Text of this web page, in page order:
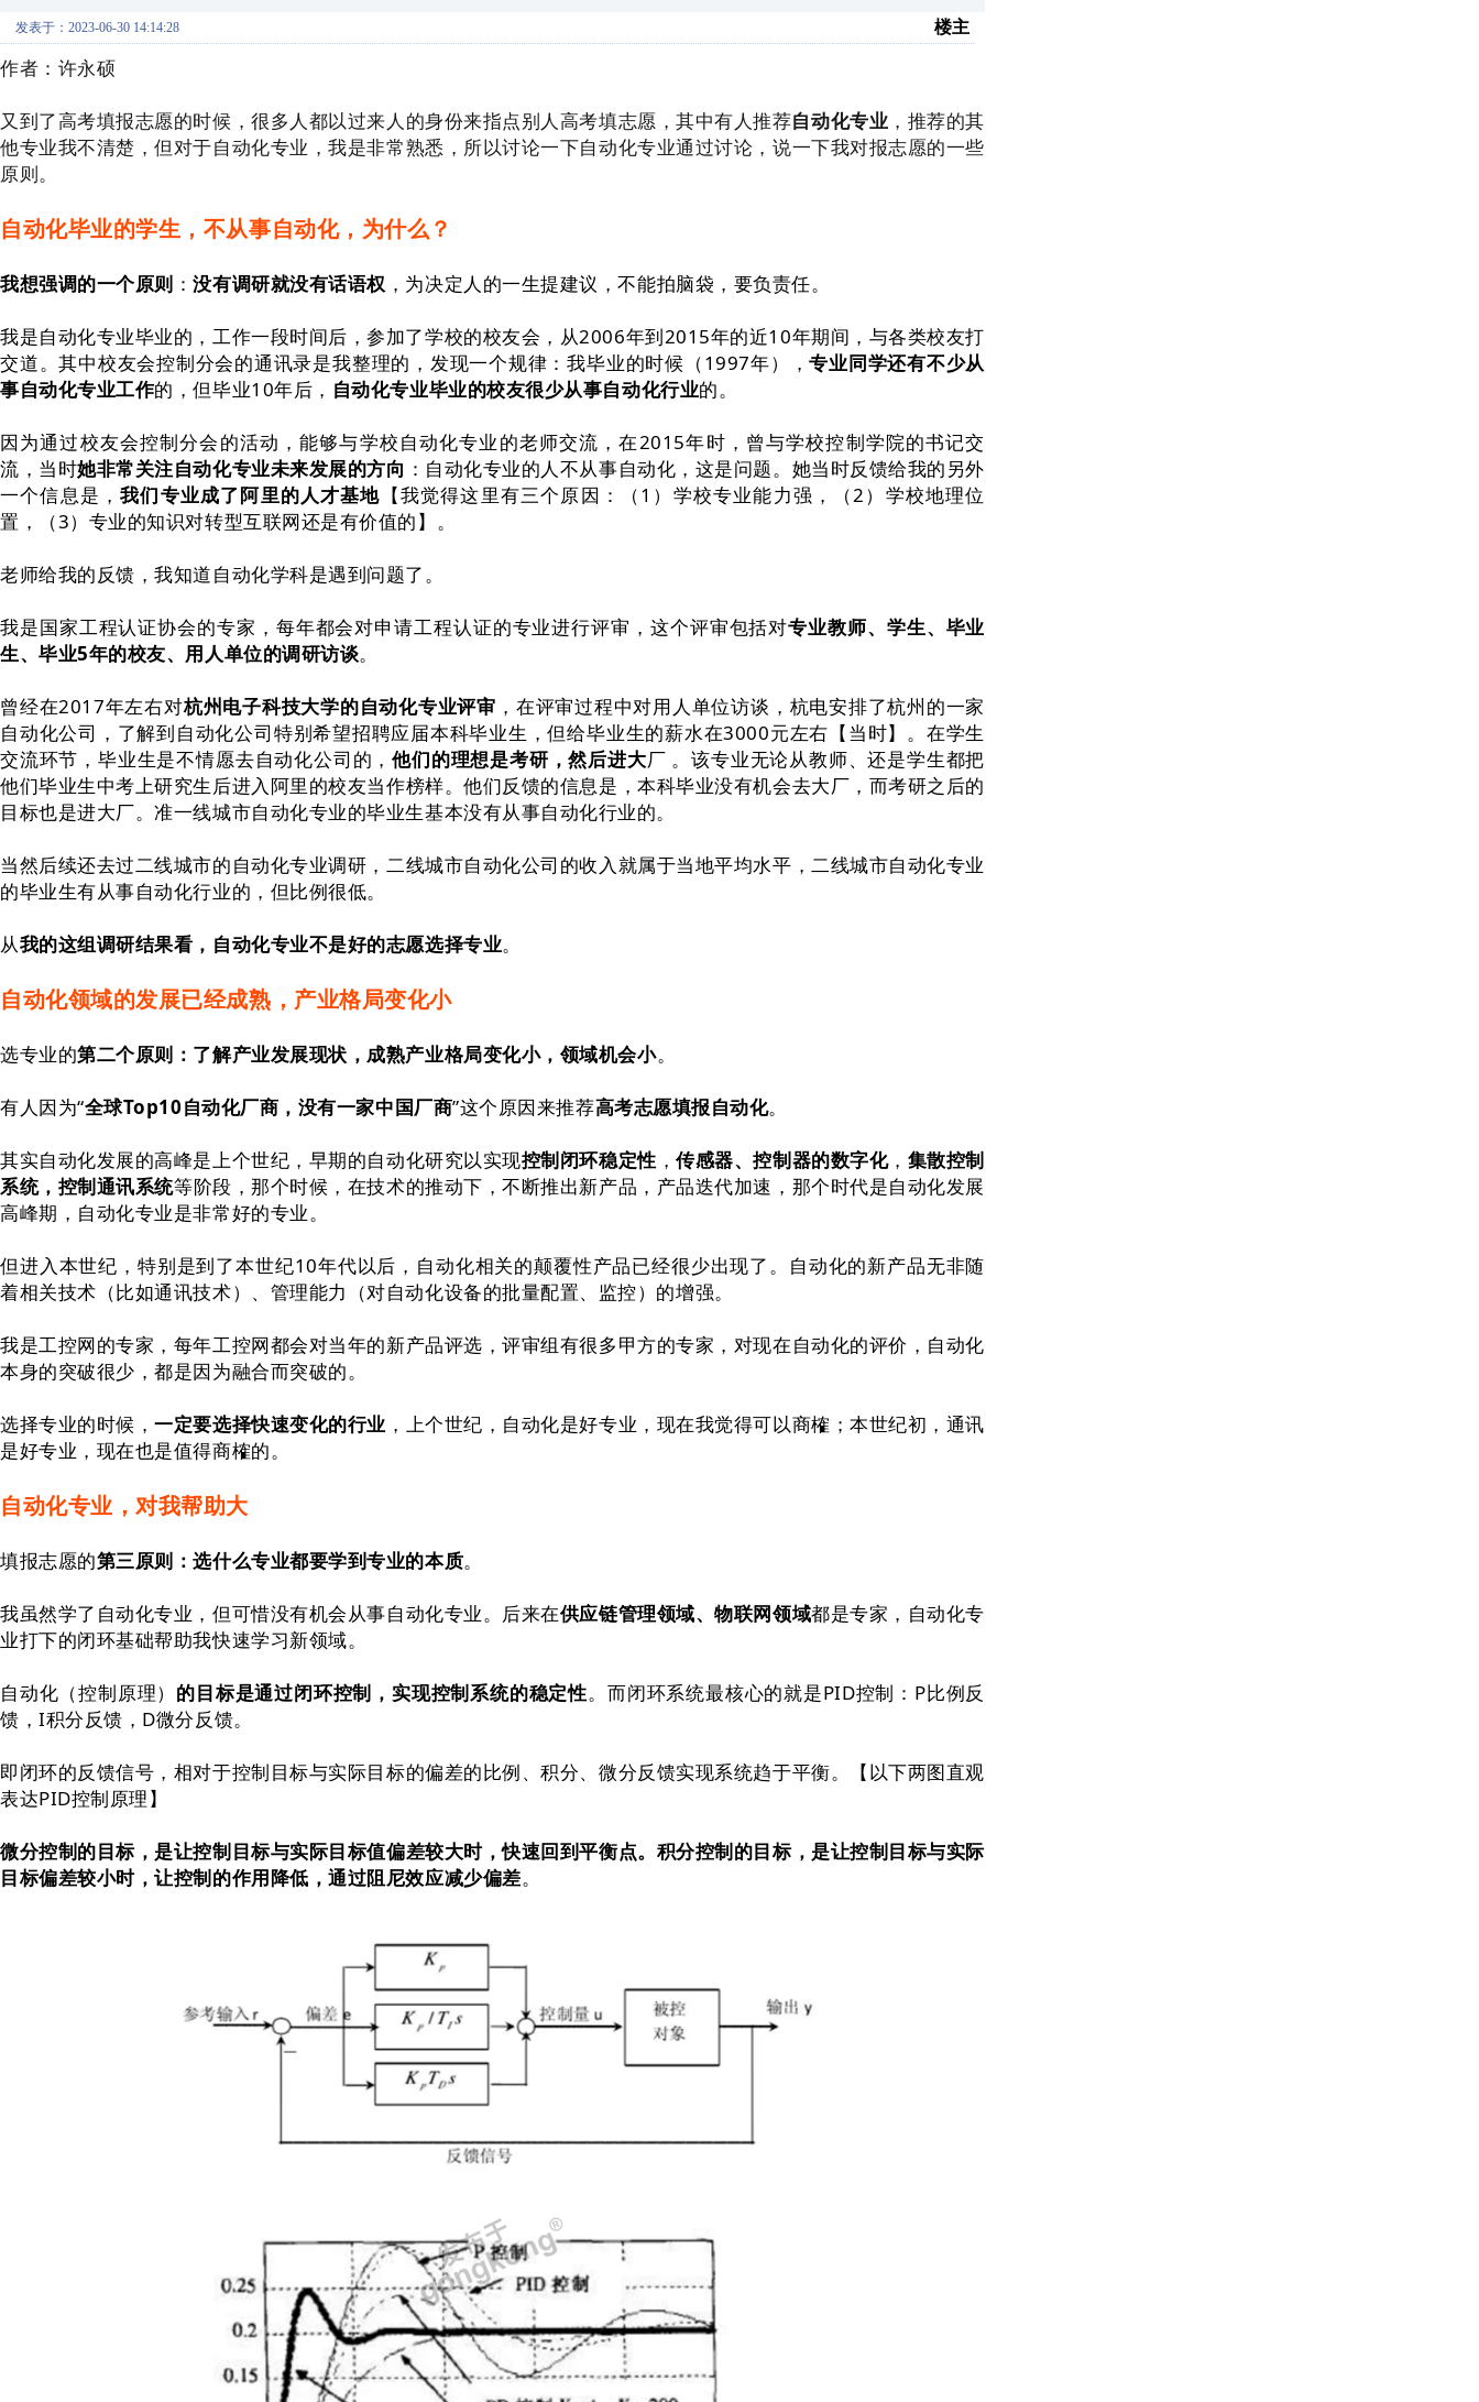
发表于：2023-06-30 14:14:28 楼主
作者：许永硕
又到了高考填报志愿的时候，很多人都以过来人的身份来指点别人高考填志愿，其中有人推荐自动化专业 ，推荐的其
他专业我不清楚，但对于自动化专业，我是非常熟悉，所以讨论一下自动化专业通过讨论，说一下我对报志愿的一些
原则。
自动化毕业的学生，不从事自动化，为什么？
我想强调的一个原则 ：没有调研就没有话语权 ，为决定人的一生提建议，不能拍脑袋，要负责任。
我是自动化专业毕业的，工作一段时间后，参加了学校的校友会，从2006年到2015年的近10年期间，与各类校友打
交道。其中校友会控制分会的通讯录是我整理的，发现一个规律：我毕业的时候（1997年），专业同学还有不少从
事自动化专业工作的，但毕业10年后， 自动化专业毕业的校友很少从事自动化行业的。
因为通过校友会控制分会的活动，能够与学校自动化专业的老师交流，在2015年时，曾与学校控制学院的书记交
流，当时她非常关注自动化专业未来发展的方向 ：自动化专业的人不从事自动化，这是问题。她当时反馈给我的另外
一个信息是，我们专业成了阿里的人才基地 【我觉得这里有三个原因：（1）学校专业能力强，（2）学校地理位
置，（3）专业的知识对转型互联网还是有价值的】。
老师给我的反馈，我知道自动化学科是遇到问题了。
我是国家工程认证协会的专家，每年都会对申请工程认证的专业进行评审，这个评审包括对专业教师、学生、毕业
生、毕业5年的校友、用人单位的调研访谈。
曾经在2017年左右对杭州电子科技大学的自动化专业评审 ，在评审过程中对用人单位访谈，杭电安排了杭州的一家
自动化公司，了解到自动化公司特别希望招聘应届本科毕业生，但给毕业生的薪水在3000元左右【当时】。在学生
交流环节，毕业生是不情愿去自动化公司的，他们的理想是考研，然后进大厂 。该专业无论从教师、还是学生都把
他们毕业生中考上研究生后进入阿里的校友当作榜样。他们反馈的信息是，本科毕业没有机会去大厂，而考研之后的
目标也是进大厂。准一线城市自动化专业的毕业生基本没有从事自动化行业的。
当然后续还去过二线城市的自动化专业调研，二线城市自动化公司的收入就属于当地平均水平，二线城市自动化专业
的毕业生有从事自动化行业的，但比例很低。
从我的这组调研结果看，自动化专业不是好的志愿选择专业。
自动化领域的发展已经成熟，产业格局变化小
选专业的第二个原则：了解产业发展现状，成熟产业格局变化小，领域机会小。
有人因为“全球Top10自动化厂商，没有一家中国厂商”这个原因来推荐高考志愿填报自动化。
其实自动化发展的高峰是上个世纪，早期的自动化研究以实现控制闭环稳定性 ，传感器、控制器的数字化， 集散控制
系统，控制通讯系统等阶段，那个时候，在技术的推动下，不断推出新产品，产品迭代加速，那个时代是自动化发展
高峰期，自动化专业是非常好的专业。
但进入本世纪，特别是到了本世纪10年代以后，自动化相关的颠覆性产品已经很少出现了。自动化的新产品无非随
着相关技术（比如通讯技术）、管理能力（对自动化设备的批量配置、监控）的增强。
我是工控网的专家，每年工控网都会对当年的新产品评选，评审组有很多甲方的专家，对现在自动化的评价，自动化
本身的突破很少，都是因为融合而突破的。
选择专业的时候，一定要选择快速变化的行业 ，上个世纪，自动化是好专业，现在我觉得可以商榷；本世纪初，通讯
是好专业，现在也是值得商榷的。
自动化专业，对我帮助大
填报志愿的第三原则：选什么专业都要学到专业的本质。
我虽然学了自动化专业，但可惜没有机会从事自动化专业。后来在供应链管理领域、物联网领域都是专家，自动化专
业打下的闭环基础帮助我快速学习新领域。
自动化（控制原理） 的目标是通过闭环控制，实现控制系统的稳定性。而闭环系统最核心的就是PID控制：P比例反
馈，I积分反馈，D微分反馈。
即闭环的反馈信号，相对于控制目标与实际目标的偏差的比例、积分、微分反馈实现系统趋于平衡。【以下两图直观
表达PID控制原理】
微分控制的目标，是让控制目标与实际目标值偏差较大时，快速回到平衡点。积分控制的目标，是让控制目标与实际
目标偏差较小时，让控制的作用降低，通过阻尼效应减少偏差。